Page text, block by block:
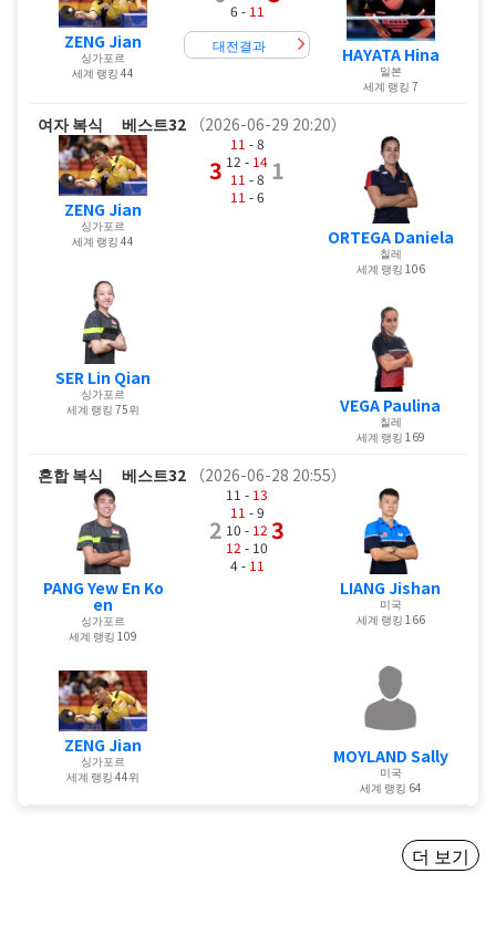
ZENG Jian
싱가포르
세계 랭킹 44
6 - 11
대전결과 HAYATA Hina
일본
세계 랭킹 7
여자 복식 베스트32 （2026-06-29 20:20）
ZENG Jian
싱가포르
세계 랭킹 44
SER Lin Qian
싱가포르
세계 랭킹 75위
3
11 - 8
12 - 14
11 - 8
11 - 6
1
ORTEGA Daniela
칠레
세계 랭킹 106
VEGA Paulina
칠레
세계 랭킹 169
혼합 복식 베스트32 （2026-06-28 20:55）
PANG Yew En Ko
en
싱가포르
세계 랭킹 109
ZENG Jian
싱가포르
세계 랭킹 44위
2
11 - 13
11 - 9
10 - 12
12 - 10
4 - 11
3
LIANG Jishan
미국
세계 랭킹 166
MOYLAND Sally
미국
세계 랭킹 64
더 보기